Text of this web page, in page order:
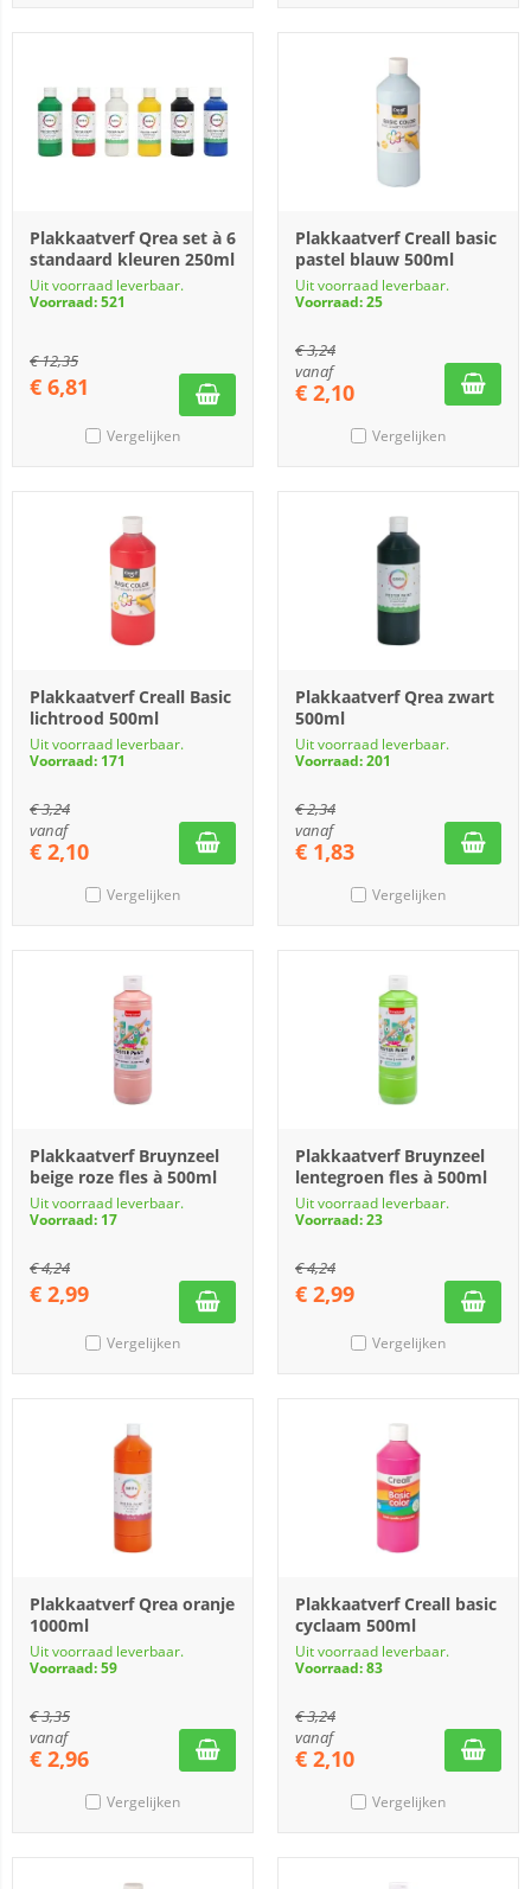
Plakkaatverf Qrea set à 6
standaard kleuren 250ml
Uit voorraad leverbaar.
Voorraad: 521
€12,35
€ 6,81
Vergelijken
Plakkaatverf Creall basic
pastel blauw 500ml
Uit voorraad leverbaar.
Voorraad: 25
€3,24
vanaf
€ 2,10
Vergelijken
Plakkaatverf Creall Basic
lichtrood 500ml
Uit voorraad leverbaar.
Voorraad: 171
€3,24
vanaf
€ 2,10
Vergelijken
Plakkaatverf Qrea zwart
500ml
Uit voorraad leverbaar.
Voorraad: 201
€2,34
vanaf
€ 1,83
Vergelijken
Plakkaatverf Bruynzeel
beige roze fles à 500ml
Uit voorraad leverbaar.
Voorraad: 17
€4,24
€ 2,99
Vergelijken
Plakkaatverf Bruynzeel
lentegroen fles à 500ml
Uit voorraad leverbaar.
Voorraad: 23
€4,24
€ 2,99
Vergelijken
Plakkaatverf Qrea oranje
1000ml
Uit voorraad leverbaar.
Voorraad: 59
€3,35
vanaf
€ 2,96
Vergelijken
Plakkaatverf Creall basic
cyclaam 500ml
Uit voorraad leverbaar.
Voorraad: 83
€3,24
vanaf
€ 2,10
Vergelijken